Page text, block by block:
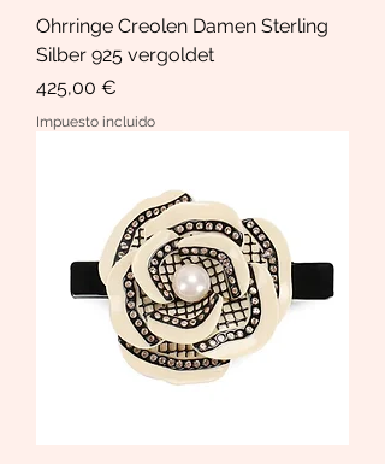
Ohrringe Creolen Damen Sterling
Silber 925 vergoldet
Precio
425,00 €
Impuesto incluido